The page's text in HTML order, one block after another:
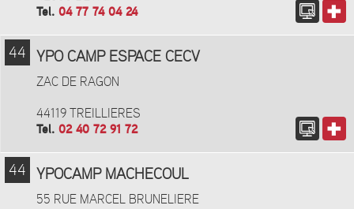
Tel. 04 77 74 04 24
44 YPO CAMP ESPACE CECV
ZAC DE RAGON
44119 TREILLIERES
Tel. 02 40 72 91 72
44 YPOCAMP MACHECOUL
55 RUE MARCEL BRUNELIERE